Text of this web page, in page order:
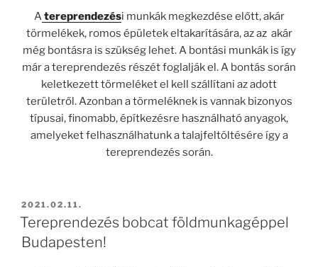
Atereprendezési munkák megkezdése előtt, akár
törmelékek, romos épületek eltakarítására, az az akár
még bontásra is szükség lehet. A bontási munkák is így
már a tereprendezés részét foglalják el. A bontás során
keletkezett törmeléket el kell szállítani az adott
területről. Azonban a törmeléknek is vannak bizonyos
típusai, finomabb, építkezésre használható anyagok,
amelyeket felhasználhatunk a talajfeltöltésére így a
tereprendezés során.
BEKÜLDVE:
2021.02.11.
Tereprendezés bobcat földmunkagéppel
Budapesten!